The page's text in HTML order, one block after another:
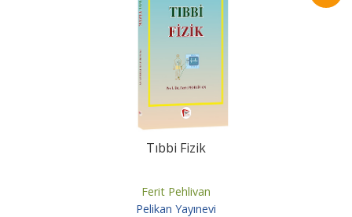
Tıbbi Fizik
Ferit Pehlivan
Pelikan Yayınevi